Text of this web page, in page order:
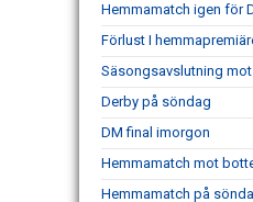
Hemmamatch igen för
Förlust I
Säsongsavslutning mot
Derby på söndag
DM final imorgon
Hemmamatch mot
Hemmamatch på